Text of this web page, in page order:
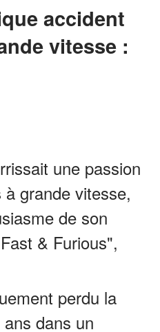
accident
vitesse :
une passion
grande vitesse,
de son
& Furious",
perdu la
dans un